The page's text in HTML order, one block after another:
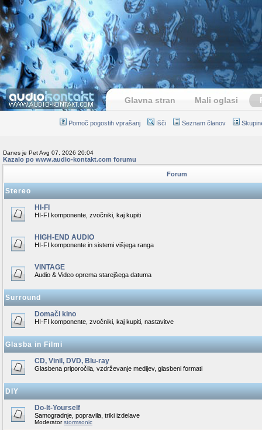
Glavna stran Mali oglasi
Pomoč pogostih vprašanj Išči Seznam članov
Danes je Pet Avg 07, 2026 20:04
Kazalo po www.audio-kontakt.com forumu
Forum
Stereo
HI-FI
HI-FI komponente, zvočniki, kaj kupiti
HIGH-END AUDIO
HI-FI komponente in sistemi višjega ranga
VINTAGE
Audio & Video oprema starejšega datuma
Surround
Domači kino
HI-FI komponente, zvočniki, kaj kupiti, nastavitve
Glasba in Filmi
CD, Vinil, DVD, Blu-ray
Glasbena priporočila, vzdrževanje medijev, glasbeni formati
DIY
Do-It-Yourself
Samogradnje, popravila, triki izdelave
Moderatorstormsonic